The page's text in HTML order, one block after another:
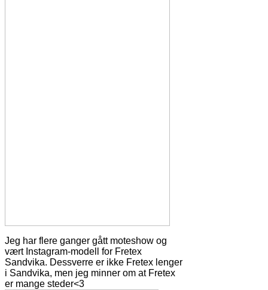
Jeg har flere ganger gått moteshow og
vært Instagram-modell for Fretex
Sandvika. Dessverre er ikke Fretex lenger
i Sandvika, men jeg minner om at Fretex
er mange steder<3